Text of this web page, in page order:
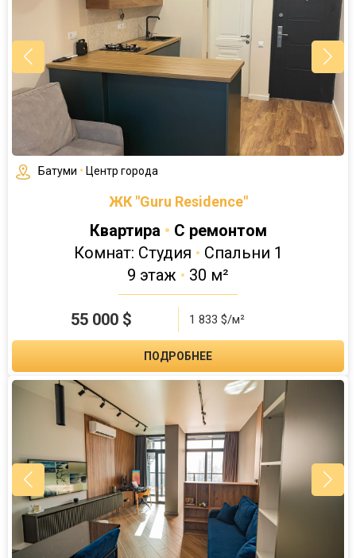
Батуми • Центр города
ЖК "Guru Residence"
Квартира • С ремонтом
Комнат: Студия • Спальни 1
9 этаж • 30 м²
55 000$ 1 833 $/м²
ПОДРОБНЕЕ